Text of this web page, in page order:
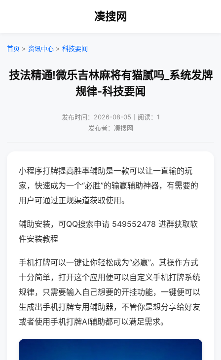
凑搜网
首页 > 资讯中心 > 科技要闻
技法精通!微乐吉林麻将有猫腻吗_系统发牌
规律-科技要闻
发布时间：2026-08-05｜阅读：1
发布者：凑搜网
小程序打牌提高胜率辅助是一款可以让一直输的玩
家，快速成为一个“必胜”的输赢辅助神器，有需要的
用户可通过正规渠道获取使用。
辅助安装，可QQ搜索申请 549552478 进群获取软
件安装教程
手机打牌可以一键让你轻松成为“必赢”。其操作方式
十分简单，打开这个应用便可以自定义手机打牌系统
规律，只需要输入自己想要的开挂功能，一键便可以
生成出手机打牌专用辅助器，不管你是想分享给好友
或者使用手机打牌AI辅助都可以满足需求。